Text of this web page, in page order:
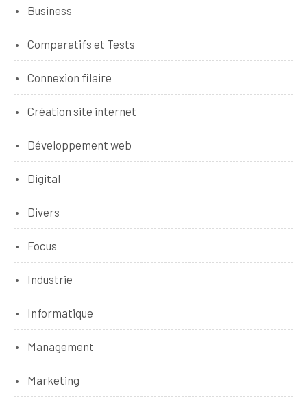
Business
Comparatifs et Tests
Connexion filaire
Création site internet
Développement web
Digital
Divers
Focus
Industrie
Informatique
Management
Marketing